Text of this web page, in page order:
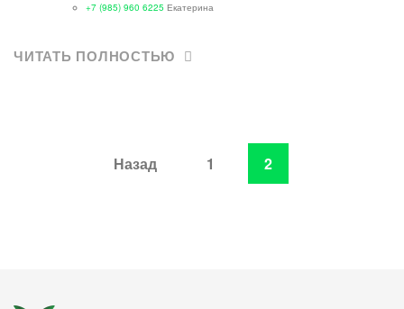
+7 (985) 960 6225 Екатерина
ЧИТАТЬ ПОЛНОСТЬЮ
Назад 1 2